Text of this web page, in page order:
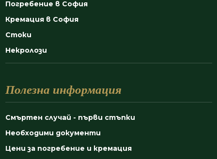
Погребение в София
Кремация в София
Стоки
Некролози
Полезна информация
Смъртен случай - първи стъпки
Необходими документи
Цени за погребение и кремация